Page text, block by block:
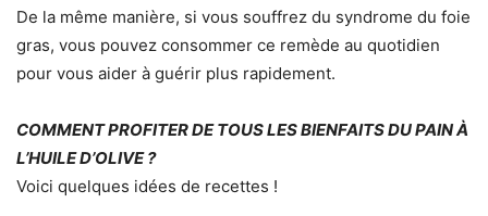
De la même manière, si vous souffrez du syndrome du foie
gras, vous pouvez consommer ce remède au quotidien
pour vous aider à guérir plus rapidement.
COMMENT PROFITER DE TOUS LES BIENFAITS DU PAIN À
L’HUILE D’OLIVE ?
Voici quelques idées de recettes !